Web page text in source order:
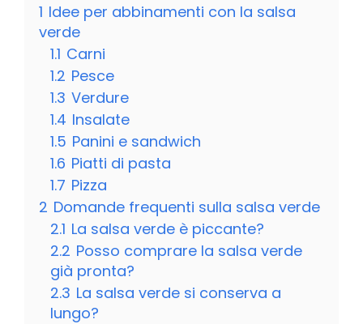
1 Idee per abbinamenti con la salsa
verde
1.1 Carni
1.2 Pesce
1.3 Verdure
1.4 Insalate
1.5 Panini e sandwich
1.6 Piatti di pasta
1.7 Pizza
2 Domande frequenti sulla salsa verde
2.1 La salsa verde è piccante?
2.2 Posso comprare la salsa verde
già pronta?
2.3 La salsa verde si conserva a
lungo?